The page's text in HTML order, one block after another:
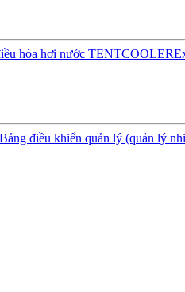
hòa hơi nước TENTCOOLER
Bảng điều khiển quản lý (quản lý